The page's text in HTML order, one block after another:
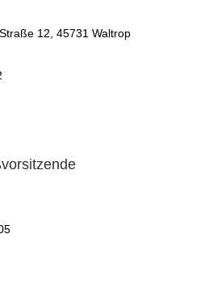
12, 45731 Waltrop